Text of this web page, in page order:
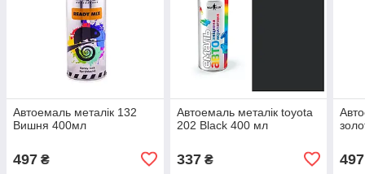
Автоемаль металік 132
Вишня 400мл
497 ₴
Автоемаль металік toyota
202 Black 400 мл
337₴ 497